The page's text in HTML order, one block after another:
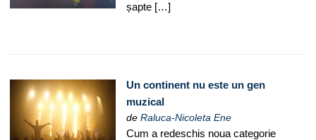
șapte […]
Un continent nu este un gen
muzical
deRaluca-Nicoleta Ene
Cum a redeschis noua categorie